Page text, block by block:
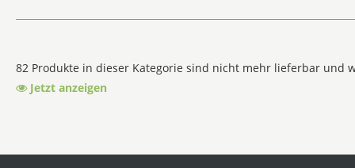
82 Produkte in dieser Kategorie sind nicht mehr lieferbar und
Jetzt anzeigen